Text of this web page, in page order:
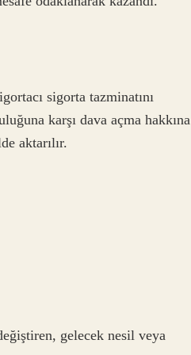
sigorta tazminatını
karşı dava açma hakkına
aktarılır.
gelecek nesil veya